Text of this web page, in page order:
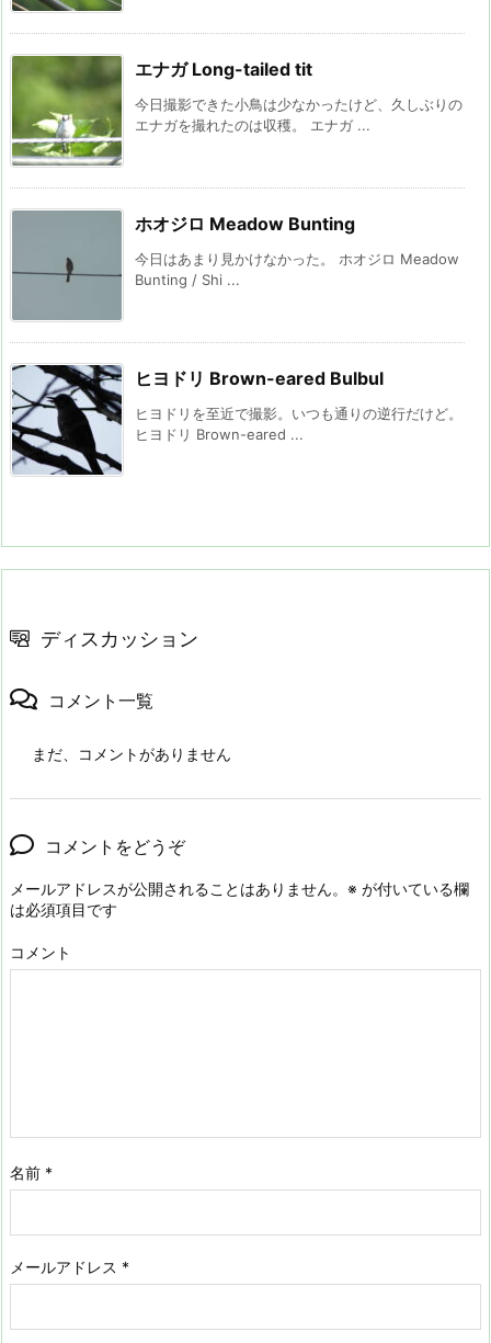
エナガ Long-tailed tit
今日撮影できた小鳥は少なかったけど、久しぶりの
エナガを撮れたのは収穫。 エナガ ...
ホオジロ Meadow Bunting
今日はあまり見かけなかった。 ホオジロ Meadow
Bunting / Shi ...
ヒヨドリ Brown-eared Bulbul
ヒヨドリを至近で撮影。いつも通りの逆行だけど。
ヒヨドリ Brown-eared ...
ディスカッション
コメント一覧
まだ、コメントがありません
コメントをどうぞ
メールアドレスが公開されることはありません。 ※ が付いている欄
は必須項目です
コメント
名前 *
メールアドレス *